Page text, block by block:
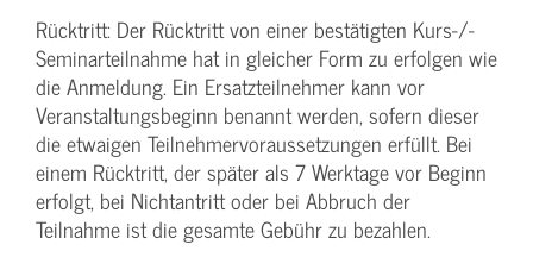
Rücktritt: Der Rücktritt von einer bestätigten Kurs-/­
Seminarteilnahme hat in gleicher Form zu erfolgen wie
die Anmeldung. Ein Ersatzteilnehmer kann vor
Veranstaltungs­beginn benannt werden, sofern dieser
die etwaigen Teilnehmer­voraussetzungen erfüllt. Bei
einem Rücktritt, der später als 7 Werktage vor Beginn
erfolgt, bei Nichtantritt oder bei Abbruch der
Teilnahme ist die gesamte Gebühr zu bezahlen.